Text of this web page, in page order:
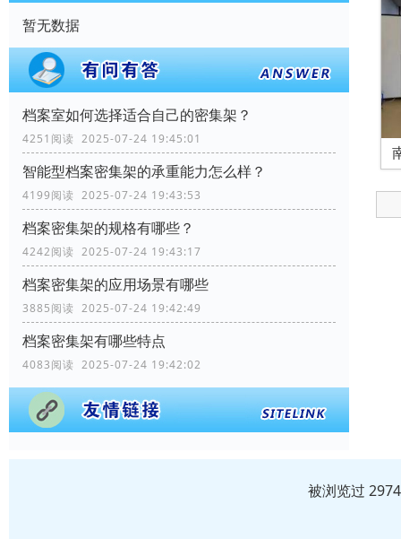
暂无数据
档案室如何选择适合自己的密集架？
4251阅读 2025-07-24 19:45:01
智能型档案密集架的承重能力怎么样？
4199阅读 2025-07-24 19:43:53
档案密集架的规格有哪些？
4242阅读 2025-07-24 19:43:17
档案密集架的应用场景有哪些
3885阅读 2025-07-24 19:42:49
档案密集架有哪些特点
4083阅读 2025-07-24 19:42:02
被浏览过